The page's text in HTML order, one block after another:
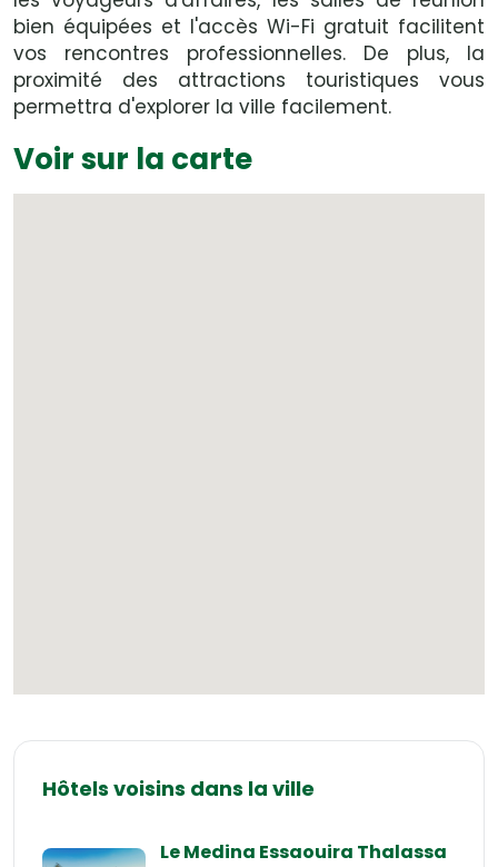
bien équipées et l'accès Wi-Fi gratuit facilitent
vos rencontres professionnelles. De plus, la
proximité des attractions touristiques vous
permettra d'explorer la ville facilement.
Voir sur la carte
Hôtels voisins dans la ville
Le Medina Essaouira Thalassa